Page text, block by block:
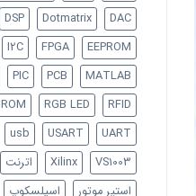
DAC
Dotmatrix
DSP
EEPROM
FPGA
I2C
MATLAB
PCB
PIC
RFID
RGB LED
ROM
UART
USART
usb
VS1003
Xilinx
اترنت
استپر موتور
اسیلسکوپ